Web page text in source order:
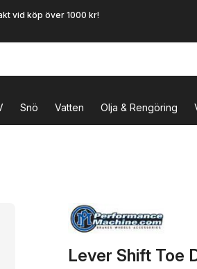
vid köp över 1000 kr!
Snö Vatten Olja & Rengöring
Lever Shift Toe